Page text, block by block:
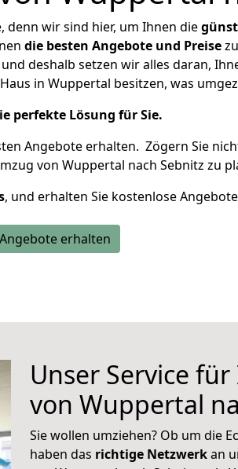
wir sind hier, um Ihnen die
die besten Angebote und Preise
deshalb setzen wir alles daran,
in Wuppertal besitzen, was
perfekte Lösung für Sie.
Angebote erhalten. Zögern Sie
von Wuppertal nach Sebnitz zu
, und erhalten Sie kostenlose
erhalten
Unser Service
von Wuppertal
Sie wollen umziehen? Ob um die
haben das richtige Netzwerkan